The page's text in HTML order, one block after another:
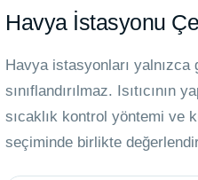
Havya İstasyonu
Havya istasyonları yalnızca
sınıflandırılmaz. Isıtıcının
sıcaklık kontrol yöntemi ve
seçiminde birlikte